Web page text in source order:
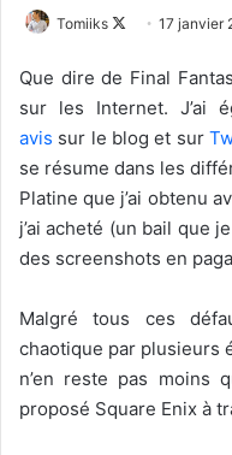
Tomiiks
Follow
X
17 janvier
Que dire de Final
sur les Internet. J’ai
avis sur le blog et sur
se résume dans les
Platine que j’ai obtenu
j’ai acheté (un bail que
des screenshots en
Malgré tous ces
chaotique par plusieurs
n’en reste pas moins
proposé Square Enix à